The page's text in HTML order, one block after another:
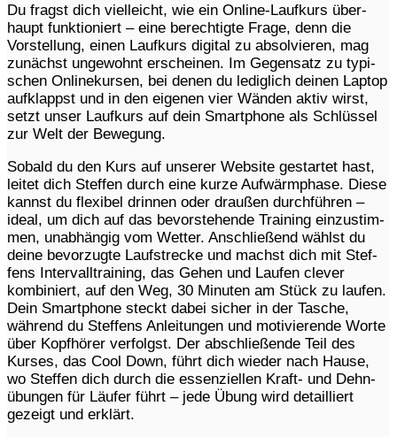
Du fragst dich viel­leicht, wie ein Online-Lauf­kurs über­
haupt funk­tio­niert – eine berech­tigte Frage, denn die
Vorstel­lung, einen Lauf­kurs digi­tal zu absol­vie­ren, mag
zunächst unge­wohnt erschei­nen. Im Gegen­satz zu typi­
schen Online­kur­sen, bei denen du ledig­lich deinen Laptop
aufklappst und in den eige­nen vier Wänden aktiv wirst,
setzt unser Lauf­kurs auf dein Smart­phone als Schlüs­sel
zur Welt der Bewegung.
Sobald du den Kurs auf unse­rer Website gestar­tet hast,
leitet dich Stef­fen durch eine kurze Aufwärm­phase. Diese
kannst du flexi­bel drin­nen oder drau­ßen durch­füh­ren –
ideal, um dich auf das bevor­ste­hende Trai­ning einzu­stim­
men, unab­hän­gig vom Wetter. Anschlie­ßend wählst du
deine bevor­zugte Lauf­stre­cke und machst dich mit Stef­
fens Inter­vall­trai­ning, das Gehen und Laufen clever
kombi­niert, auf den Weg, 30 Minu­ten am Stück zu laufen.
Dein Smart­phone steckt dabei sicher in der Tasche,
während du Stef­fens Anlei­tun­gen und moti­vie­rende Worte
über Kopf­hö­rer verfolgst. Der abschlie­ßende Teil des
Kurses, das Cool Down, führt dich wieder nach Hause,
wo Stef­fen dich durch die essen­zi­el­len Kraft- und Dehn­
übun­gen für Läufer führt – jede Übung wird detail­liert
gezeigt und erklärt.